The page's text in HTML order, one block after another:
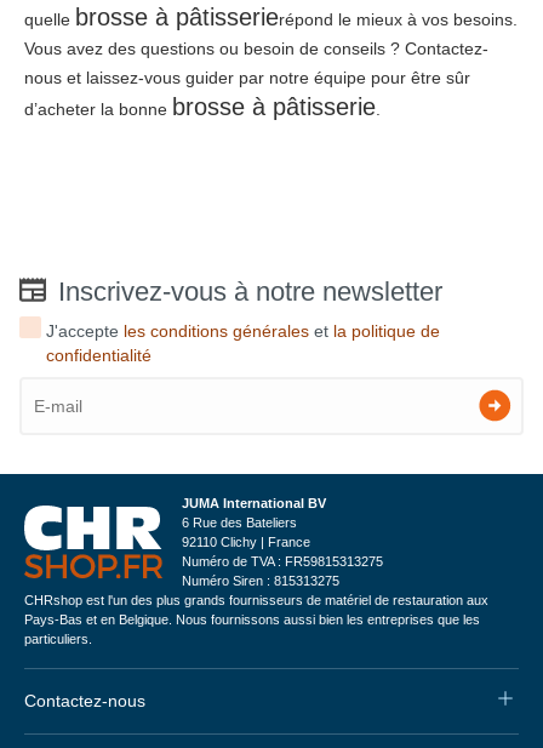
quelle brosse à pâtisserierépond le mieux à vos besoins.
Vous avez des questions ou besoin de conseils ? Contactez-
nous et laissez-vous guider par notre équipe pour être sûr
d’acheter la bonne brosse à pâtisserie.
Inscrivez-vous à notre newsletter
J'accepte les conditions générales et la politique de
confidentialité
JUMA International BV
6 Rue des Bateliers
92110 Clichy | France
Numéro de TVA : FR59815313275
Numéro Siren : 815313275
CHRshop est l'un des plus grands fournisseurs de matériel de restauration aux
Pays-Bas et en Belgique. Nous fournissons aussi bien les entreprises que les
particuliers.
Contactez-nous